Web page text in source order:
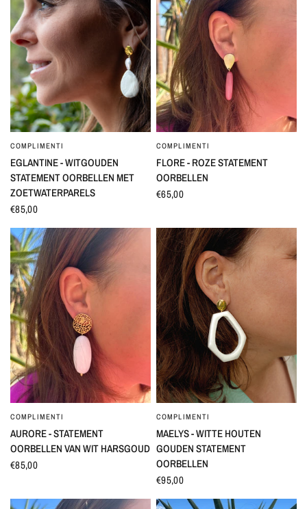
SNEL BEKIJKEN
COMPLIMENTI
EGLANTINE - WITGOUDEN
STATEMENT OORBELLEN MET
ZOETWATERPARELS
€85,00
SNEL BEKIJKEN
COMPLIMENTI
FLORE - ROZE STATEMENT
OORBELLEN
€65,00
SNEL BEKIJKEN
COMPLIMENTI
AURORE - STATEMENT
OORBELLEN VAN WIT HARSGOUD
€85,00
SNEL BEKIJKEN
COMPLIMENTI
MAELYS - WITTE HOUTEN
GOUDEN STATEMENT
OORBELLEN
€95,00